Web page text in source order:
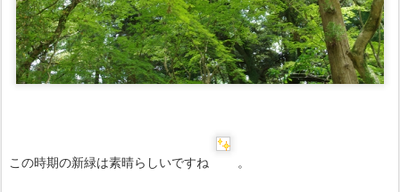
この時期の新緑は素晴らしいですね 。